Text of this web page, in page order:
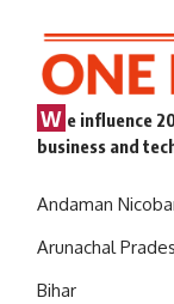
W e influence
business and
Andaman
Arunachal
Bihar